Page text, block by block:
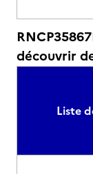
découvrir
Liste